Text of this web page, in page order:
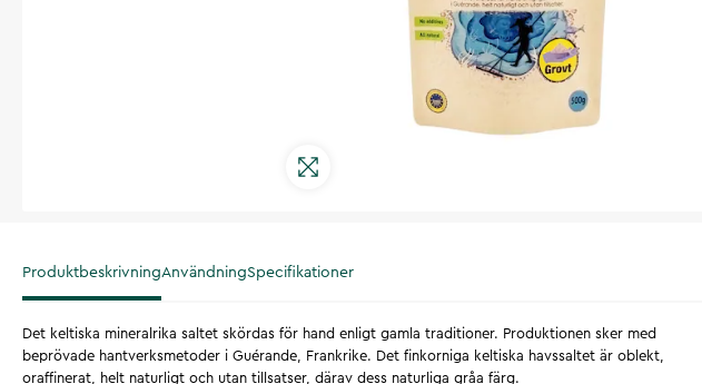
ProduktbeskrivningAnvändningSpecifikationer
Det keltiska mineralrika saltet skördas för hand enligt gamla traditioner. Produktionen sker med
beprövade hantverksmetoder i Guérande, Frankrike. Det finkorniga keltiska havssaltet är oblekt,
oraffinerat, helt naturligt och utan tillsatser, därav dess naturliga gråa färg.